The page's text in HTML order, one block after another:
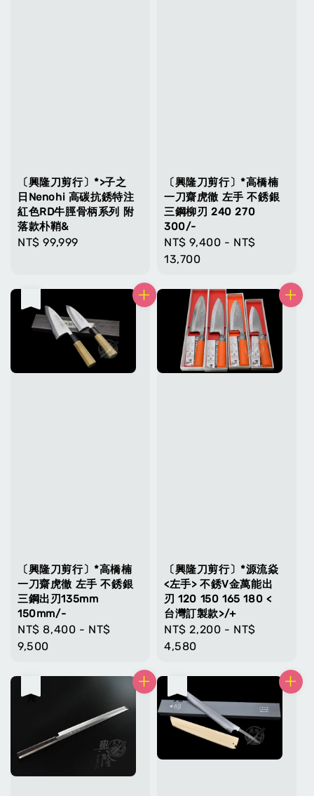
〔興隆刀剪行〕*>子之
日Nenohi 高碳抗銹特注
紅色RD牛脛骨柄系列 附
落款朴鞘&
Regular
NT$ 99,999
〔興隆刀剪行〕*高橋楠
一刀齋虎徹 左手 不銹銀
三鋼柳刃 240 270
300/-
Regular
price
NT$ 9,400 - NT$
13,700
〔興隆刀剪行〕*高橋楠
一刀齋虎徹 左手 不銹銀
三鋼出刃135mm
150mm/-
Regular
price
NT$ 8,400 - NT$
9,500
〔興隆刀剪行〕*源流焱
<左手> 不銹V金萬能出
刃 120 150 165 180 <
台灣訂製款>/+
Regular
price
NT$ 2,200 - NT$
4,580